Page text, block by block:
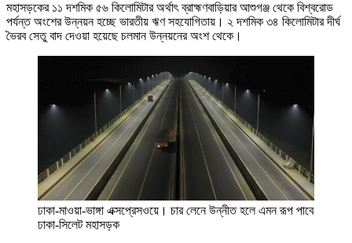
মহাসড়কের ১১ দশমিক ৫৬ কিলোমিটার অর্থাৎ ব্রাহ্মণবাড়িয়ার আশুগঞ্জ থেকে বিশ্বরোড
পর্যন্ত অংশের উন্নয়ন হচ্ছে ভারতীয় ঋণ সহযোগিতায়। ২ দশমিক ৩৪ কিলোমিটার দীর্ঘ
ভৈরব সেতু বাদ দেওয়া হয়েছে চলমান উন্নয়নের অংশ থেকে।
ঢাকা-মাওয়া-ভাঙ্গা এক্সপ্রেসওয়ে। চার লেনে উন্নীত হলে এমন রূপ পাবে
ঢাকা-সিলেট মহাসড়ক